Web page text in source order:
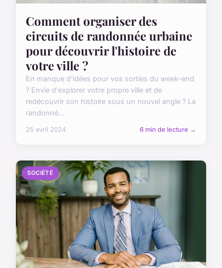
Comment organiser des
circuits de randonnée urbaine
pour découvrir l'histoire de
votre ville ?
En manque d'idées pour vos sorties du week-end
? Envie d'explorer votre propre ville et de
redécouvrir son histoire sous un nouvel angle ? La
randonné...
25 avril 2024 6 min de lecture →
SOCIÉTÉ